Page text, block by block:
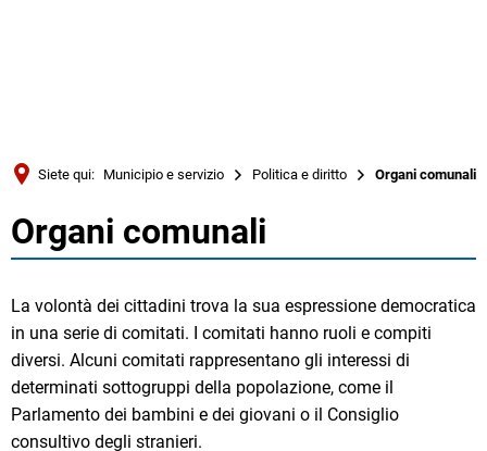
Български
Deutsch MENÜ
Siete qui: Municipio e servizio Politica e diritto Organi comunali
Organi
Organi comunali
La volontà dei cittadini trova la sua espressione democratica
in una serie di comitati. I comitati hanno ruoli e compiti
diversi. Alcuni comitati rappresentano gli interessi di
determinati sottogruppi della popolazione, come il
Parlamento dei bambini e dei giovani o il Consiglio
consultivo degli stranieri.